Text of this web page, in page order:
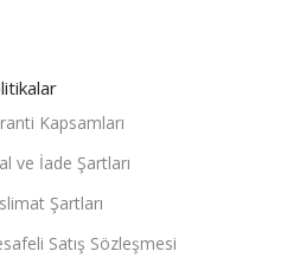
Kapsamları
ve İade Şartları
Şartları
Satış Sözleşmesi